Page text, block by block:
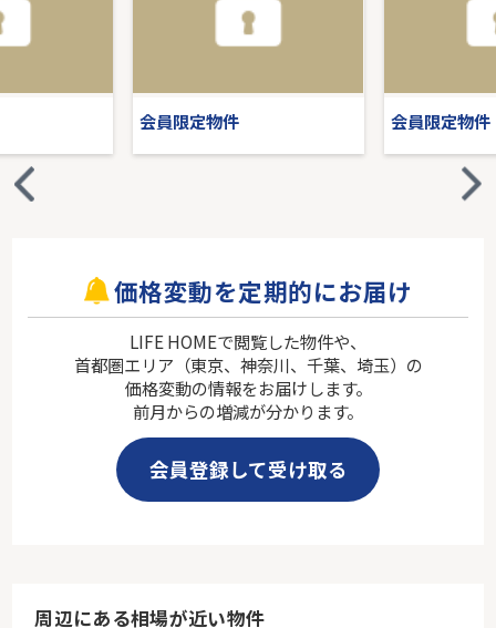
会員限定物件 会員限定物件
価格変動を定期的にお届け
LIFE HOMEで閲覧した物件や、
首都圏エリア（東京、神奈川、千葉、埼玉）の
価格変動の情報をお届けします。
前月からの増減が分かります。
会員登録して受け取る
周辺にある相場が近い物件